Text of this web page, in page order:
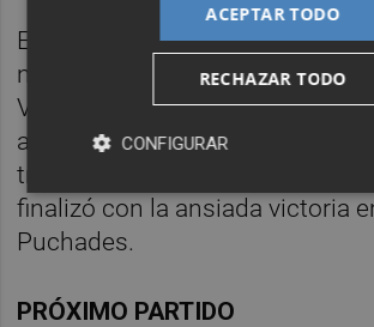
En la recta final de partido el
nuevas ocasiones clarísimas
Víctor JR y Mario Domínguez
acertaron a definir para haber
tranquilidad en un partido que
finalizó con la ansiada victoria
Puchades.
PRÓXIMO PARTIDO
ACEPTAR TODO
RECHAZAR TODO
CONFIGURAR